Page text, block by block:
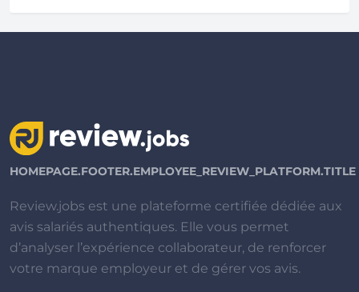
HOMEPAGE.FOOTER.EMPLOYEE_REVIEW_PLATFORM.TITLE
Review.jobs est une plateforme certifiée dédiée aux
avis salariés authentiques. Elle vous permet
d’analyser l’expérience collaborateur, de renforcer
votre marque employeur et de gérer vos avis.